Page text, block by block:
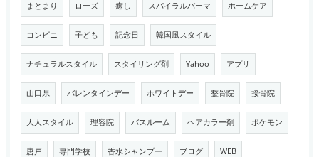
まとまり ローズ 癒し スパイラルパーマ ホームケア
コンビニ 子ども 記念日 韓国風スタイル
ナチュラルスタイル スタイリング剤 Yahoo アプリ
山口県 バレンタインデー ホワイトデー 整骨院 接骨院
大人スタイル 理容院 バスルーム ヘアカラー剤 ポケモン
唐戸 専門学校 香水シャンプー ブログ WEB